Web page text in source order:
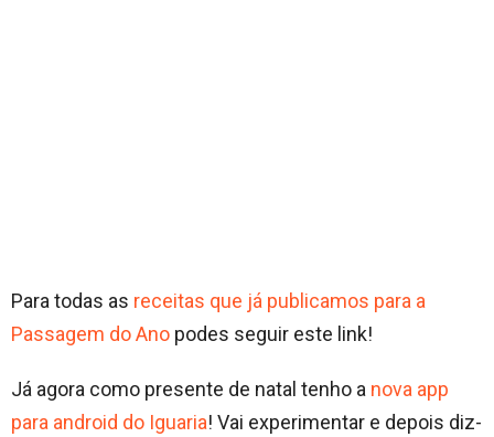
Para todas as receitas que já publicamos para a
Passagem do Ano podes seguir este link!
Já agora como presente de natal tenho a nova app
para android do Iguaria! Vai experimentar e depois diz-